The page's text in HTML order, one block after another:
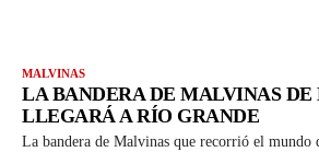
MALVINAS
LA BANDERA DE MALVINAS DE
LLEGARÁ A RÍO GRANDE
La bandera de Malvinas que recorrió el mundo